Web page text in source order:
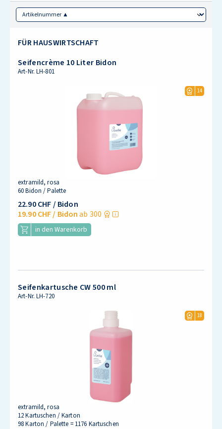
FÜR HAUSWIRTSCHAFT
Seifencrème 10 Liter Bidon
Art-Nr.LH-801
14
extramild, rosa
60 Bidon / Palette
22.90 CHF/ Bidon
19.90 CHF/ Bidonab 300
in den Warenkorb
Seifenkartusche CW 500 ml
Art-Nr.LH-720
18
extramild, rosa
12 Kartuschen / Karton
98 Karton / Palette = 1176 Kartuschen
Sorting